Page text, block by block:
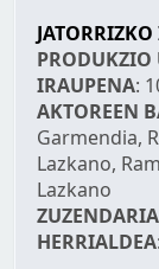
PRODUKZIO
IRAUPENA:
AKTOREEN
Garmendia,
Lazkano,
Lazkano
ZUZENDARIA
HERRIALDEA